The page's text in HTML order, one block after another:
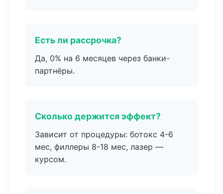
Есть ли рассрочка?
Да, 0% на 6 месяцев через банки-
партнёры.
Сколько держится эффект?
Зависит от процедуры: ботокс 4-6
мес, филлеры 8-18 мес, лазер —
курсом.